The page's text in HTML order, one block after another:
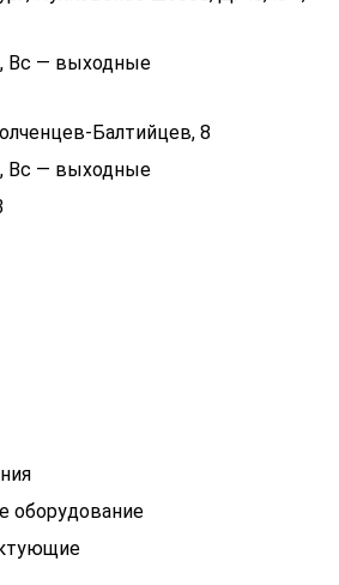
Вс — выходные
Балтийцев, 8
Вс — выходные
оборудование